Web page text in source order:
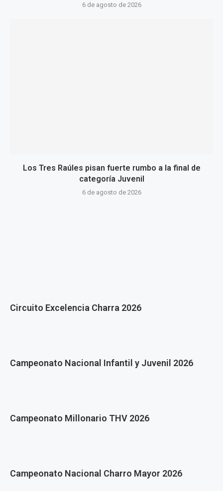
6 de agosto de 2026
Los Tres Raúles pisan fuerte rumbo a la final de
categoría Juvenil
6 de agosto de 2026
Circuito Excelencia Charra 2026
Campeonato Nacional Infantil y Juvenil 2026
Campeonato Millonario THV 2026
Campeonato Nacional Charro Mayor 2026